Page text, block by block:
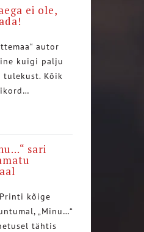
ei ole,
autor
kuigi palju
tulekust. Kõik
sari
kõige
„Minu…“
tähtis